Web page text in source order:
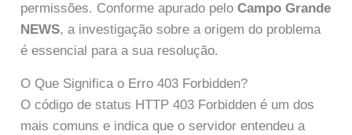
permissões. Conforme apurado peloCampo Grande
NEWS, a investigação sobre a origem do problema
é essencial para a sua resolução.
O Que Significa o Erro 403 Forbidden?
O código de status HTTP 403 Forbidden é um dos
mais comuns e indica que o servidor entendeu a